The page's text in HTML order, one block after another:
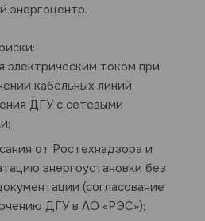
энергоцентр.
электрическим током при
кабельных линий,
ДГУ с сетевыми
от Ростехнадзора и
энергоустановки без
(согласование
ДГУ в АО «РЭС»);